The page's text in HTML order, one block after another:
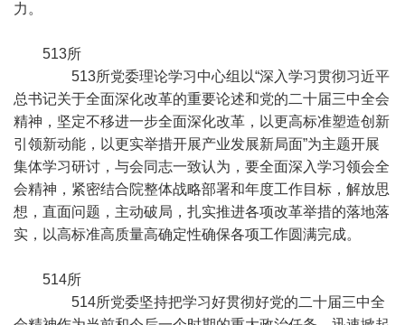
力。
513所
513所党委理论学习中心组以“深入学习贯彻习近平
总书记关于全面深化改革的重要论述和党的二十届三中全会
精神，坚定不移进一步全面深化改革，以更高标准塑造创新
引领新动能，以更实举措开展产业发展新局面”为主题开展
集体学习研讨，与会同志一致认为，要全面深入学习领会全
会精神，紧密结合院整体战略部署和年度工作目标，解放思
想，直面问题，主动破局，扎实推进各项改革举措的落地落
实，以高标准高质量高确定性确保各项工作圆满完成。
514所
514所党委坚持把学习好贯彻好党的二十届三中全